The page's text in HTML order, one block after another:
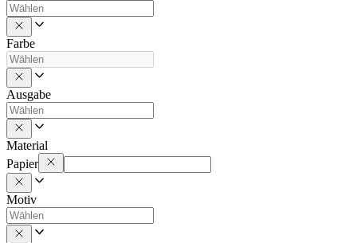
Farbe
Ausgabe
Material
Papier
Motiv